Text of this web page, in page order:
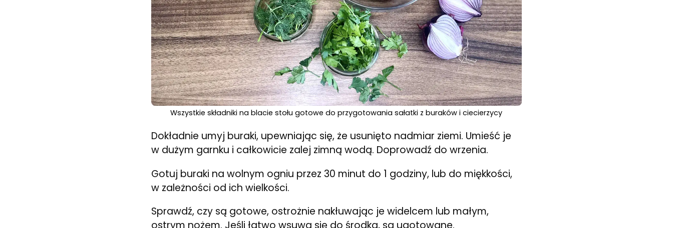
Wszystkie składniki na blacie stołu gotowe do przygotowania sałatki z buraków i ciecierzycy
Dokładnie umyj buraki, upewniając się, że usunięto nadmiar ziemi. Umieść je
w dużym garnku i całkowicie zalej zimną wodą. Doprowadź do wrzenia.
Gotuj buraki na wolnym ogniu przez 30 minut do 1 godziny, lub do miękkości,
w zależności od ich wielkości.
Sprawdź, czy są gotowe, ostrożnie nakłuwając je widelcem lub małym,
ostrym nożem. Jeśli łatwo wsuwa się do środka, są ugotowane.